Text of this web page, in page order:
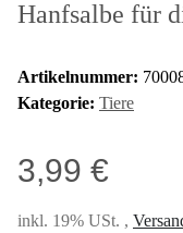
Hanfsalbe für
Artikelnummer:
Kategorie: Tiere
3,99 €
inkl. 19% USt. ,